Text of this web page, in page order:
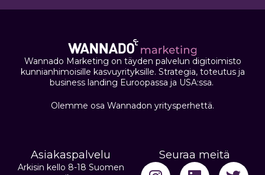
Wannado Marketing on täyden palvelun digitoimisto
kunnianhimoisille kasvuyrityksille. Strategia, toteutus ja
business landing Euroopassa ja USA:ssa.
Olemme osa Wannadon yritysperhettä.
Asiakaspalvelu
Arkisin kello 8-18 Suomen
Seuraa meitä